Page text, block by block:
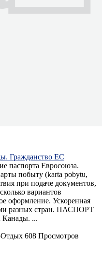
Гражданство ЕС
Евросоюза.
побыту (karta pobytu,
при подаче документов,
вариантов
оформление. Ускоренная
разных стран. ПАСПОРТ
...
Отдых 608 Просмотров